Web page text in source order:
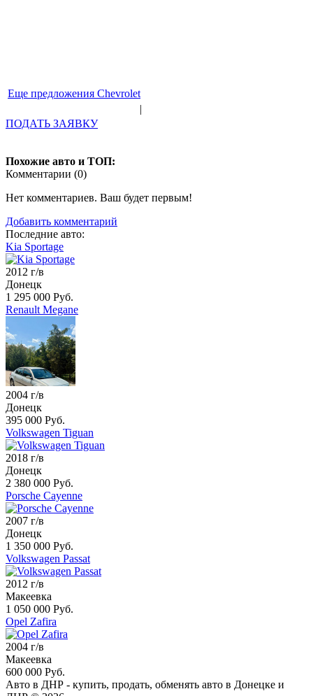
Еще предложения Chevrolet
|
ПОДАТЬ ЗАЯВКУ
Похожие авто и ТОП:
Комментарии (0)
Нет комментариев. Ваш будет первым!
Добавить комментарий
Последние авто:
Kia Sportage
2012 г/в
Донецк
1 295 000 Руб.
Renault Megane
2004 г/в
Донецк
395 000 Руб.
Volkswagen Tiguan
2018 г/в
Донецк
2 380 000 Руб.
Porsche Cayenne
2007 г/в
Донецк
1 350 000 Руб.
Volkswagen Passat
2012 г/в
Макеевка
1 050 000 Руб.
Opel Zafira
2004 г/в
Макеевка
600 000 Руб.
Авто в ДНР - купить, продать, обменять авто в Донецке и